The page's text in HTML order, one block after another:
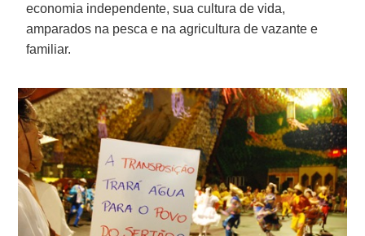
economia independente, sua cultura de vida,
amparados na pesca e na agricultura de vazante e
familiar.